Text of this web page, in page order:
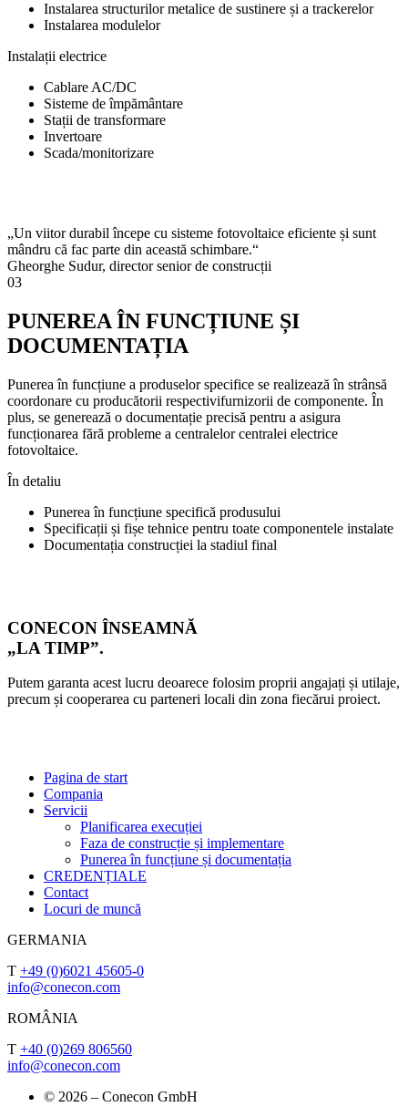
Instalarea structurilor metalice de sustinere și a trackerelor
Instalarea modulelor
Instalații electrice
Cablare AC/DC
Sisteme de împământare
Stații de transformare
Invertoare
Scada/monitorizare
„Un viitor durabil începe cu sisteme fotovoltaice eficiente și sunt
mândru că fac parte din această schimbare.“
Gheorghe Sudur, director senior de construcții
03
PUNEREA ÎN FUNCȚIUNE ȘI
DOCUMENTAȚIA
Punerea în funcțiune a produselor specifice se realizează în strânsă
coordonare cu producătorii respectivifurnizorii de componente. În
plus, se generează o documentație precisă pentru a asigura
funcționarea fără probleme a centralelor centralei electrice
fotovoltaice.
În detaliu
Punerea în funcțiune specifică produsului
Specificații și fișe tehnice pentru toate componentele instalate
Documentația construcției la stadiul final
CONECON ÎNSEAMNĂ
„LA TIMP”.
Putem garanta acest lucru deoarece folosim proprii angajați și utilaje,
precum și cooperarea cu parteneri locali din zona fiecărui proiect.
Pagina de start
Compania
Servicii
Planificarea execuției
Faza de construcție și implementare
Punerea în funcțiune și documentația
CREDENȚIALE
Contact
Locuri de muncă
GERMANIA
T +49 (0)6021 45605-0
info@conecon.com
ROMÂNIA
T +40 (0)269 806560
info@conecon.com
© 2026 – Conecon GmbH